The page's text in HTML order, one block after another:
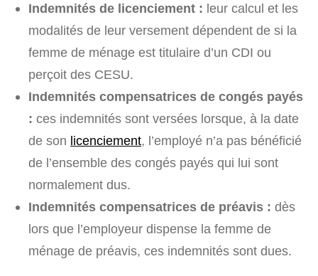
Indemnités de licenciement : leur calcul et les
modalités de leur versement dépendent de si la
femme de ménage est titulaire d’un CDI ou
perçoit des CESU.
Indemnités compensatrices de congés payés
: ces indemnités sont versées lorsque, à la date
de son licenciement, l’employé n’a pas bénéficié
de l’ensemble des congés payés qui lui sont
normalement dus.
Indemnités compensatrices de préavis : dès
lors que l’employeur dispense la femme de
ménage de préavis, ces indemnités sont dues.